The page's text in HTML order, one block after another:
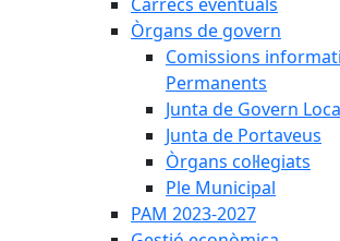
Òrgans de govern
Comissions
Permanents
Junta de Govern
Junta de Portaveus
Òrgans col·legiats
Ple Municipal
PAM 2023-2027